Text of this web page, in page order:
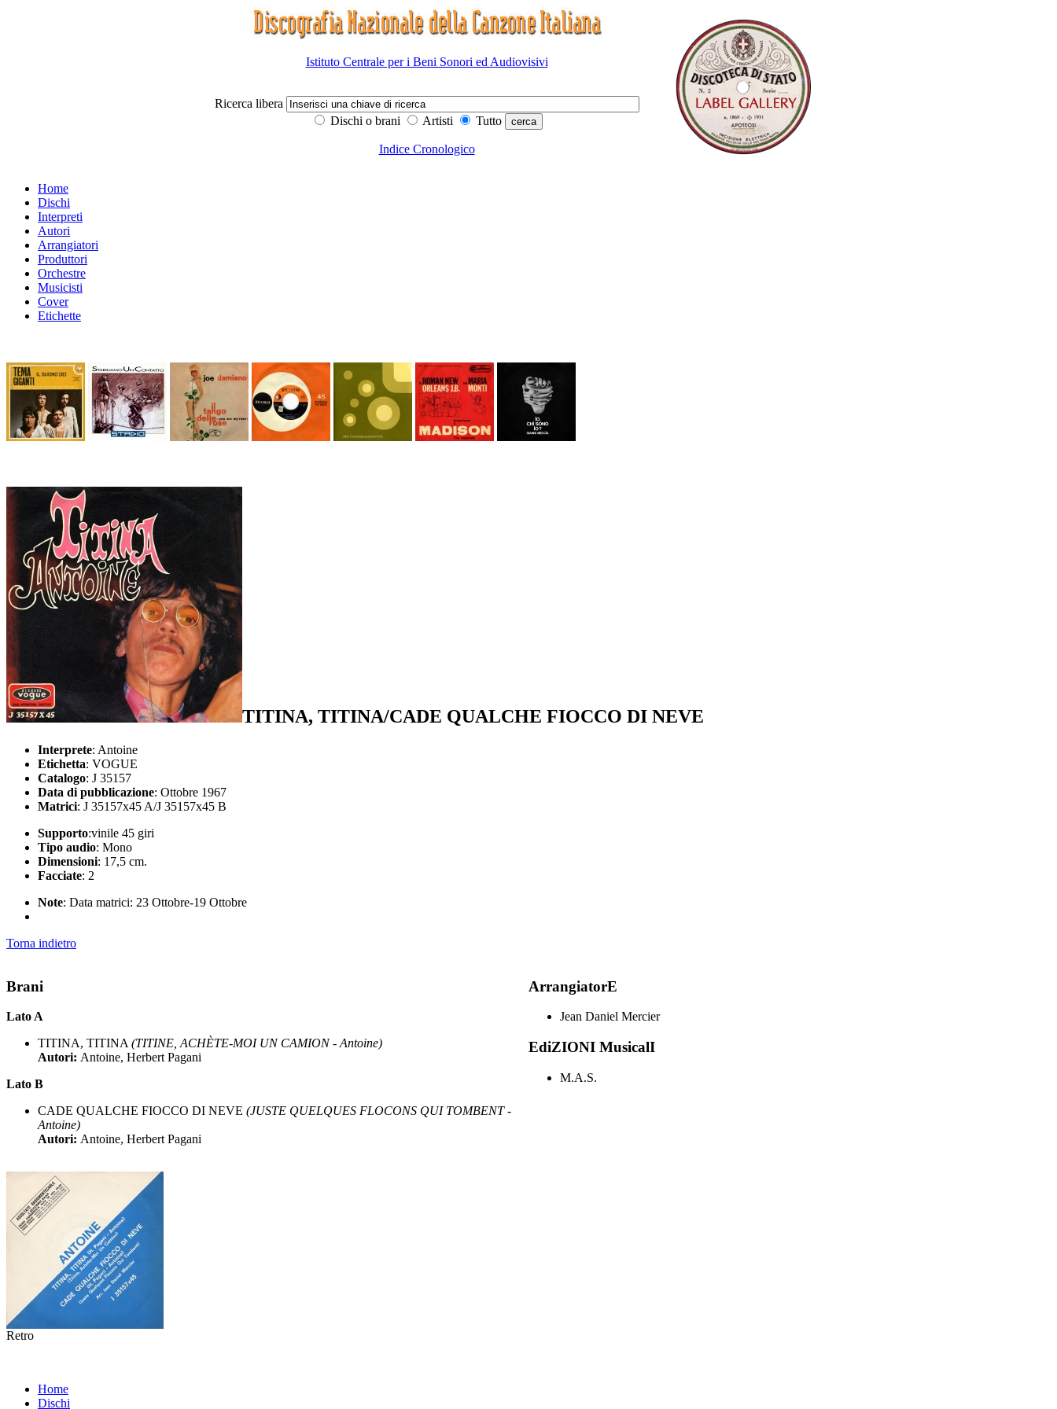
Istituto Centrale per i Beni Sonori ed Audiovisivi
Ricerca libera
Dischi o brani
Artisti Tutto
Indice Cronologico
Home
Dischi
Interpreti
Autori
Arrangiatori
Produttori
Orchestre
Musicisti
Cover
Etichette
TITINA, TITINA/CADE QUALCHE FIOCCO DI NEVE
Interprete: Antoine
Etichetta: VOGUE
Catalogo: J 35157
Data di pubblicazione: Ottobre 1967
Matrici: J 35157x45 A/J 35157x45 B
Supporto:vinile 45 giri
Tipo audio: Mono
Dimensioni: 17,5 cm.
Facciate: 2
Note: Data matrici: 23 Ottobre-19 Ottobre
Torna indietro
Brani
Lato A
TITINA, TITINA (TITINE, ACHÈTE-MOI UN CAMION - Antoine)
Autori: Antoine, Herbert Pagani
Lato B
CADE QUALCHE FIOCCO DI NEVE (JUSTE QUELQUES FLOCONS QUI TOMBENT -
Antoine)
Autori: Antoine, Herbert Pagani
ArrangiatorE
Jean Daniel Mercier
EdiZIONI MusicalI
M.A.S.
Retro
Home
Dischi